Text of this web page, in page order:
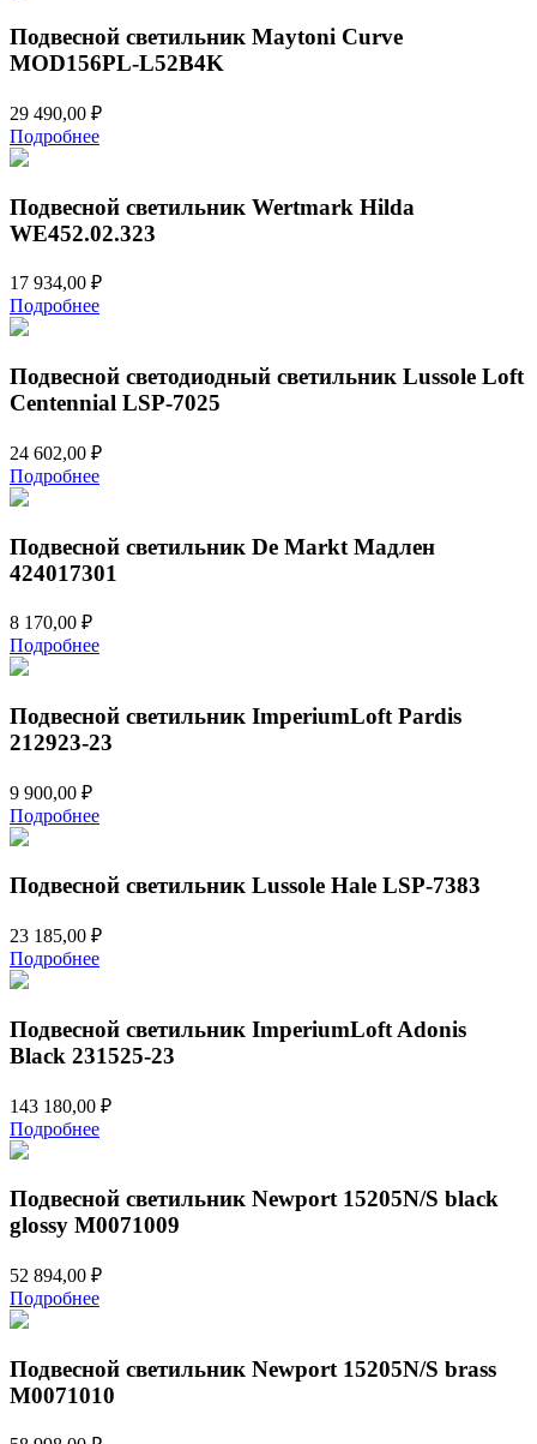
Подвесной светильник Maytoni Curve
MOD156PL-L52B4K
29 490,00 ₽
Подробнее
Подвесной светильник Wertmark Hilda
WE452.02.323
17 934,00 ₽
Подробнее
Подвесной светодиодный светильник Lussole Loft
Centennial LSP-7025
24 602,00 ₽
Подробнее
Подвесной светильник De Markt Мадлен
424017301
8 170,00 ₽
Подробнее
Подвесной светильник ImperiumLoft Pardis
212923-23
9 900,00 ₽
Подробнее
Подвесной светильник Lussole Hale LSP-7383
23 185,00 ₽
Подробнее
Подвесной светильник ImperiumLoft Adonis
Black 231525-23
143 180,00 ₽
Подробнее
Подвесной светильник Newport 15205N/S black
glossy М0071009
52 894,00 ₽
Подробнее
Подвесной светильник Newport 15205N/S brass
М0071010